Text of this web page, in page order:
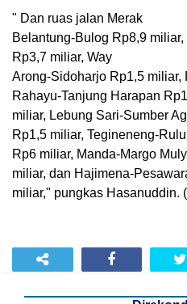
" Dan ruas jalan Merak
Belantung-Bulog Rp8,9
Rp3,7 miliar, Way
Arong-Sidoharjo Rp1,5 miliar,
Rahayu-Tanjung Harapan
miliar, Lebung Sari-Sumber
Rp1,5 miliar, Tegineneng-
Rp6 miliar, Manda-Margo
miliar, dan Hajimena-
miliar," pungkas Hasanuddin.